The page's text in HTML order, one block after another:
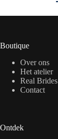
Boutique
Over ons
Het atelier
Real Brides
Contact
Ontdek